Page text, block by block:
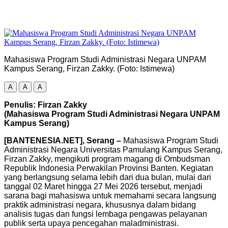
Mahasiswa Program Studi Administrasi Negara UNPAM
Kampus Serang, Firzan Zakky. (Foto: Istimewa)
A A A
Penulis: Firzan Zakky
(Mahasiswa Program Studi Administrasi Negara UNPAM
Kampus Serang)
[BANTENESIA.NET], Serang – Mahasiswa Program Studi
Administrasi Negara Universitas Pamulang Kampus Serang,
Firzan Zakky, mengikuti program magang di Ombudsman
Republik Indonesia Perwakilan Provinsi Banten. Kegiatan
yang berlangsung selama lebih dari dua bulan, mulai dari
tanggal 02 Maret hingga 27 Mei 2026 tersebut, menjadi
sarana bagi mahasiswa untuk memahami secara langsung
praktik administrasi negara, khususnya dalam bidang
analisis tugas dan fungsi lembaga pengawas pelayanan
publik serta upaya pencegahan maladministrasi.